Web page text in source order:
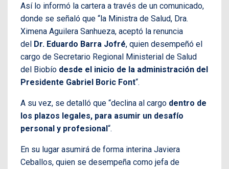
Así lo informó la cartera a través de un comunicado,
donde se señaló que “la Ministra de Salud, Dra.
Ximena Aguilera Sanhueza, aceptó la renuncia
del Dr. Eduardo Barra Jofré, quien desempeñó el
cargo de Secretario Regional Ministerial de Salud
del Biobío desde el inicio de la administración del
Presidente Gabriel Boric Font“.
A su vez, se detalló que “declina al cargo dentro de
los plazos legales, para asumir un desafío
personal y profesional“.
En su lugar asumirá de forma interina Javiera
Ceballos, quien se desempeña como jefa de